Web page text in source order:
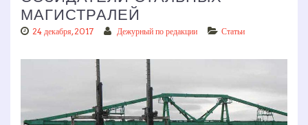
МАГИСТРАЛЕЙ
24 декабря, 2017 Дежурный по редакции Статьи